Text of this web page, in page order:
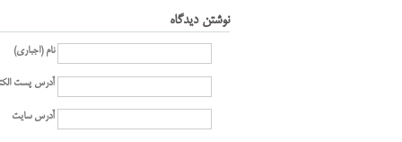
نوشتن دیدگاه
نام (اجباری)
آدرس پست
آدرس سایت